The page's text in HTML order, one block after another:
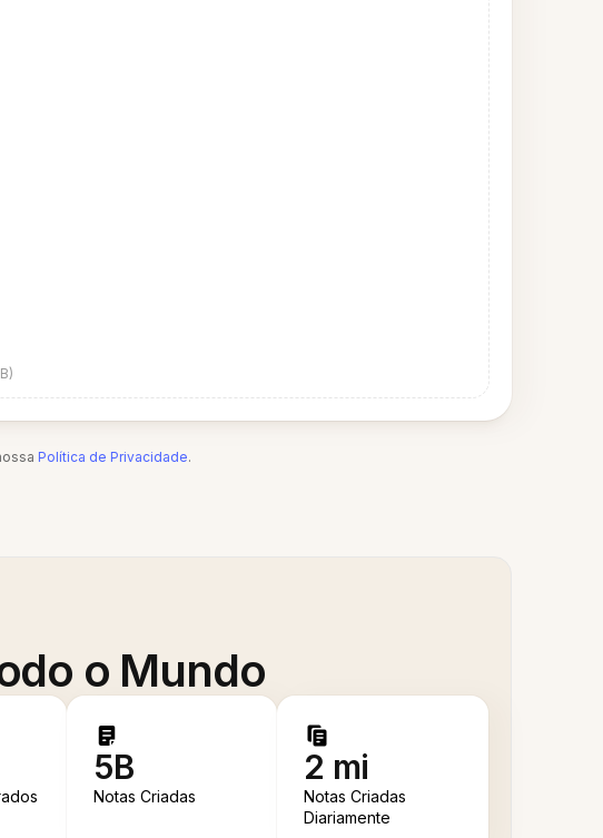
Política de Privacidade.
o Mundo
5B
Notas Criadas
2 mi
Notas Criadas
Diariamente